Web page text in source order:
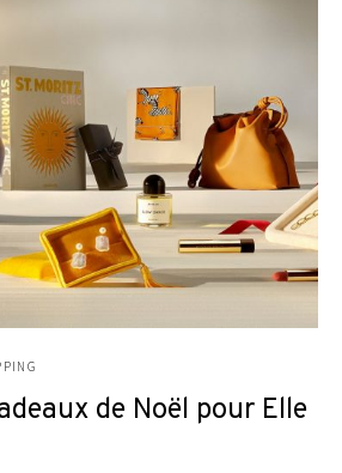
de Noël pour Elle